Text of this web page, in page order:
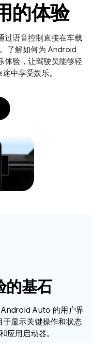
的体验
过语音控制直接在车载
了解如何为 Android
体验，让驾驶员能够轻
中享受娱乐。
的基石
Auto 的用户界
显示关键操作和状态
应用启动器。